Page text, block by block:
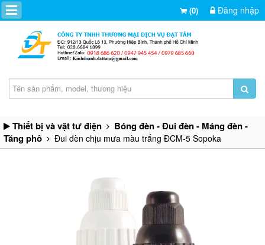
(0) Đăng nhập
Thiết bị và vật tư điện
Bóng đèn - Đui đèn - Máng đèn -
Tăng phô
Đui đèn chịu mưa màu trắng ĐCM-5 Sopoka